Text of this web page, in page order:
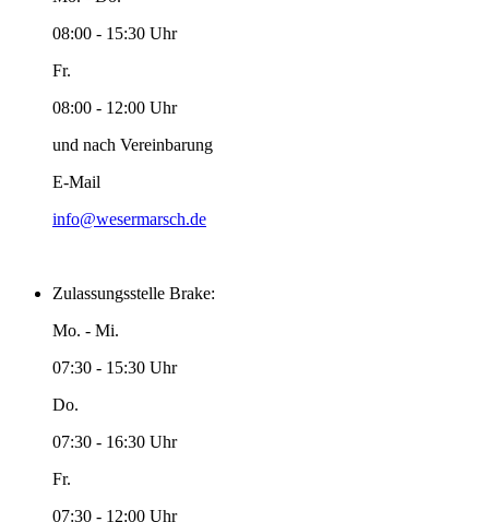
08:00 - 15:30 Uhr
Fr.
08:00 - 12:00 Uhr
und nach Vereinbarung
E-Mail
info@wesermarsch.de
Zulassungsstelle Brake:
Mo. - Mi.
07:30 - 15:30 Uhr
Do.
07:30 - 16:30 Uhr
Fr.
07:30 - 12:00 Uhr